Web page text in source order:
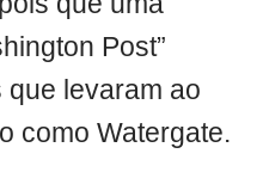
Post”
levaram ao
como Watergate.